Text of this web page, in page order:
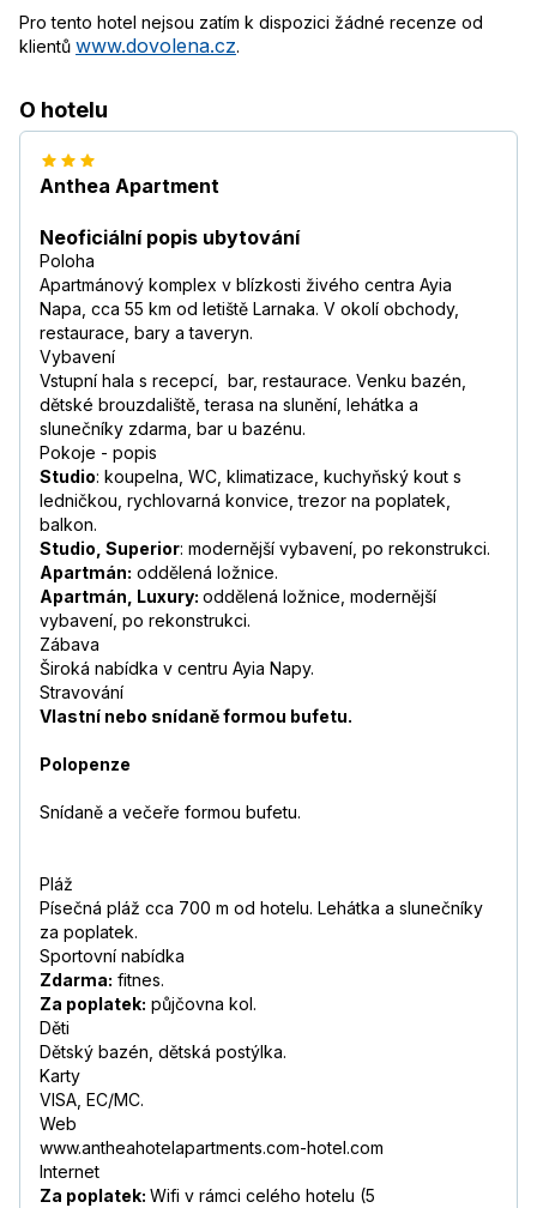
Pro tento hotel nejsou zatím k dispozici žádné recenze od
klientů www.dovolena.cz.
O hotelu
Anthea Apartment
Neoficiální popis ubytování
Poloha
Apartmánový komplex v blízkosti živého centra Ayia
Napa, cca 55 km od letiště Larnaka. V okolí obchody,
restaurace, bary a taveryn.
Vybavení
Vstupní hala s recepcí, bar, restaurace. Venku bazén,
dětské brouzdaliště, terasa na slunění, lehátka a
slunečníky zdarma, bar u bazénu.
Pokoje - popis
Studio: koupelna, WC, klimatizace, kuchyňský kout s
ledničkou, rychlovarná konvice, trezor na poplatek,
balkon.
Studio, Superior: modernější vybavení, po rekonstrukci.
Apartmán: oddělená ložnice.
Apartmán, Luxury: oddělená ložnice, modernější
vybavení, po rekonstrukci.
Zábava
Široká nabídka v centru Ayia Napy.
Stravování
Vlastní nebo snídaně formou bufetu.
Polopenze
Snídaně a večeře formou bufetu.
Pláž
Písečná pláž cca 700 m od hotelu. Lehátka a slunečníky
za poplatek.
Sportovní nabídka
Zdarma: fitnes.
Za poplatek: půjčovna kol.
Děti
Dětský bazén, dětská postýlka.
Karty
VISA, EC/MC.
Web
www.antheahotelapartments.com-hotel.com
Internet
Za poplatek: Wifi v rámci celého hotelu (5